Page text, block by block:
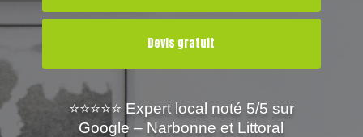
Devis gratuit
⭐⭐⭐⭐⭐ Expert local noté 5/5 sur
Google – Narbonne et Littoral